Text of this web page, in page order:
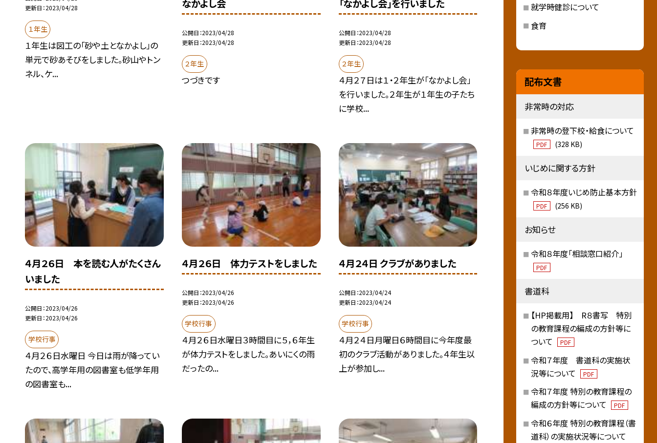
更新日 2023/04/28
１年生
１年生は図工の「砂や土となかよし」の
単元で砂あそびをしました。砂山やトン
ネル、ケ...
なかよし会
公開日 2023/04/28
更新日 2023/04/28
２年生
つづきです
「なかよし会」を行いました
公開日 2023/04/28
更新日 2023/04/28
２年生
４月２７日は１・２年生が「なかよし会」
を行いました。２年生が１年生の子たち
に学校...
４月２６日 本を読む人がたくさん
いました
公開日 2023/04/26
更新日 2023/04/26
学校行事
４月２６日水曜日 今日は雨が降ってい
たので、高学年用の図書室も低学年用
の図書室も...
４月２６日 体力テストをしました
公開日 2023/04/26
更新日 2023/04/26
学校行事
４月２６日水曜日３時間目に５，６年生
が体力テストをしました。あいにくの雨
だったの...
４月２４日 クラブがありました
公開日 2023/04/24
更新日 2023/04/24
学校行事
４月２４日月曜日６時間目に今年度最
初のクラブ活動がありました。４年生以
上が参加し...
就学時健診について
食育
配布文書
非常時の対応
非常時の登下校・給食について
PDF (328 KB)
いじめに関する方針
令和８年度いじめ防止基本方針
PDF (256 KB)
お知らせ
令和８年度「相談窓口紹介」
PDF
書道科
【HP掲載用】 R８書写 特別
の教育課程の編成の方針等に
ついて
PDF
令和７年度 書道科の実施状
況等について
PDF
令和７年度 特別の教育課程の
編成の方針等について
PDF
令和６年度 特別の教育課程（書
道科）の実施状況等について